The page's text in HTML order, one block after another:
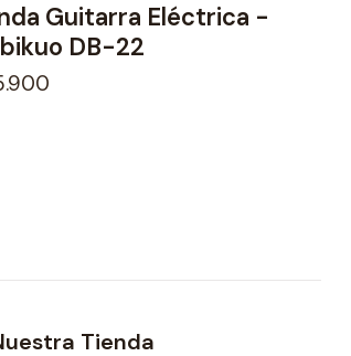
Guitarra Eléctrica -
DB-22
Tienda